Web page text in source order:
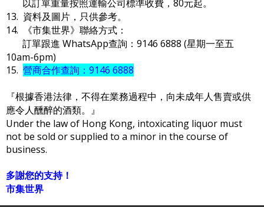
以訂單重量按照運輸公司標準收費，80元起。
13. 資料及圖片，只供參考。
14. 《市集世界》聯絡方式：
訂單跟進 WhatsApp查詢：9146 6888 (星期一至五
10am-6pm)
15. 營商合作查詢：9146 6888
『根據香港法律，不得在業務過程中，向未成年人售賣或供
應令人醺醉的酒類。』
Under the law of Hong Kong, intoxicating liquor must
not be sold or supplied to a minor in the course of
business.
多謝您的支持！
市集世界